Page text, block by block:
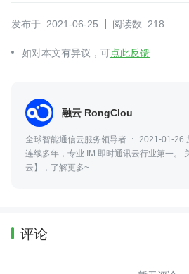
发布于: 2021-06-25 阅读数: 218
如对本文有异议，可点此反馈
融云 RongCloud
全球智能通信云服务领导者
2021-01-26
连续多年，专业 IM 即时通讯云行业第一。
云】，了解更多~
评论